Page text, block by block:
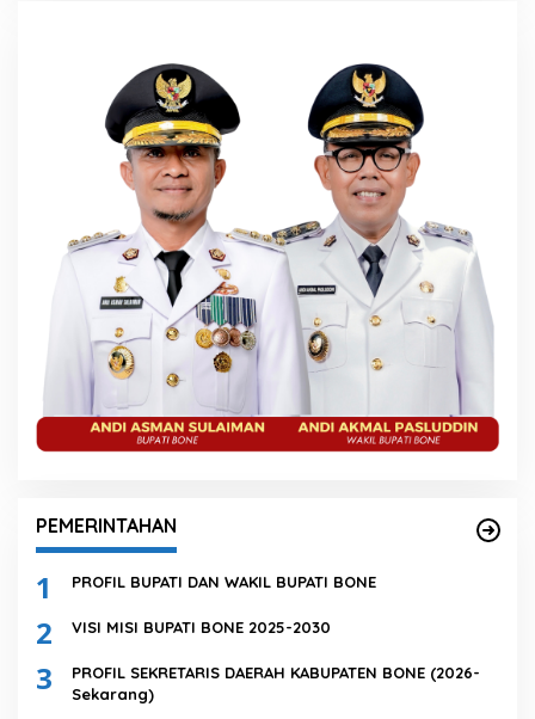
PEMERINTAHAN
1 PROFIL BUPATI DAN WAKIL BUPATI BONE
2 VISI MISI BUPATI BONE 2025-2030
3
PROFIL SEKRETARIS DAERAH KABUPATEN BONE (2026-
Sekarang)